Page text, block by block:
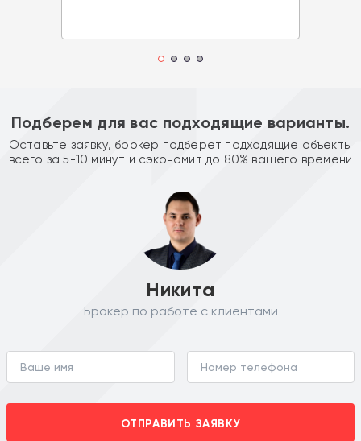
Подберем для вас подходящие варианты.
Оставьте заявку, брокер подберет подходящие объекты
всего за 5-10 минут и сэкономит до 80% вашего времени
Никита
Брокер по работе с клиентами
ОТПРАВИТЬ ЗАЯВКУ